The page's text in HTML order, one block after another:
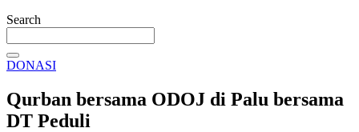
Search
DONASI
Qurban bersama ODOJ di Palu bersama
DT Peduli